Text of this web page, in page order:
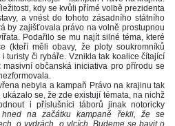
kdy se kvůli přímé volbě prezidenta
a vnést do tohoto zásadního státního
by zajišťovala právo na volně prostupnou
Podařilo se mu najít silné téma, které
(kteří měli obavy, že ploty soukromníků
turisty či rybáře. Vznikla tak koalice čítající
občanská iniciativa pro přírodu se
nebyla a kampaň Právo na krajinu tak
se, že zde existují témata, na nichž
i příslušníci táborů jinak notoricky
na začátku kampaně řekli, že se
o vydrách, o vlcích. Budeme se bavit o